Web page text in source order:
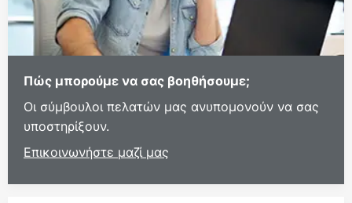
Πώς μπορούμε να σας βοηθήσουμε;
Οι σύμβουλοι πελατών μας ανυπομονούν να σας
υποστηρίξουν.
Επικοινωνήστε μαζί μας